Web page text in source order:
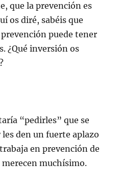
que la prevención es
os diré, sabéis que
puede tener
¿Qué inversión os
“pedirles” que se
den un fuerte aplazo
en prevención de
merecen muchísimo.